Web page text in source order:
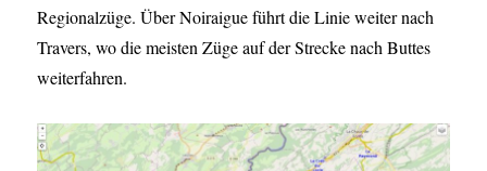
Regionalzüge. Über Noiraigue führt die Linie weiter nach
Travers, wo die meisten Züge auf der Strecke nach Buttes
weiterfahren.